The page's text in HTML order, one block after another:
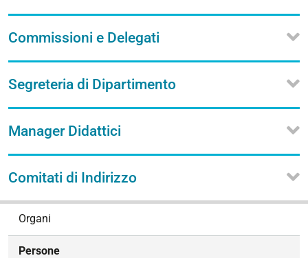
Commissioni e Delegati
Segreteria di Dipartimento
Manager Didattici
Comitati di Indirizzo
Organi
Persone